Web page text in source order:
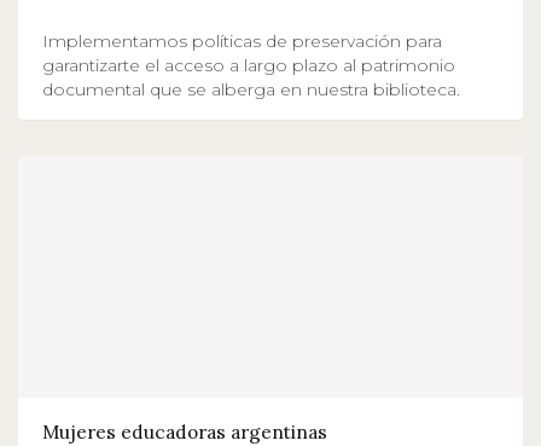
Implementamos políticas de preservación para
garantizarte el acceso a largo plazo al patrimonio
documental que se alberga en nuestra biblioteca.
Mujeres educadoras argentinas